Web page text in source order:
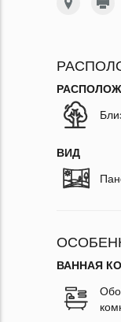
ВИД
ВАННАЯ